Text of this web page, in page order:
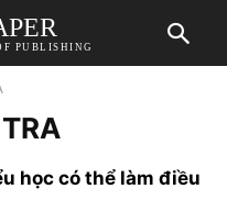
PUBLISHING
học có thể làm điều